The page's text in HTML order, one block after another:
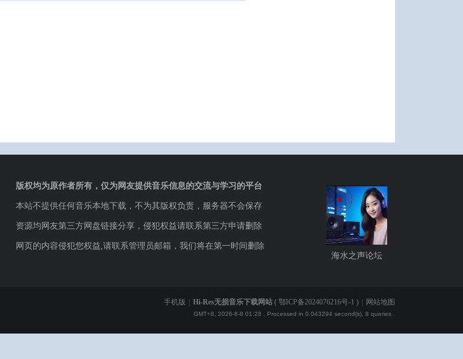
版权均为原作者所有，仅为网友提供音乐信息的交流与学习的平台
本站不提供任何音乐本地下载，不为其版权负责，服务器不会保存
资源均网友第三方网盘链接分享，侵犯权益请联系第三方申请删除
网页的内容侵犯您权益,请联系管理员邮箱，我们将在第一时间删除
海水之声论坛
手机版 Hi-Res无损音乐下载网站 ( 鄂ICP备2024076216号-1 ) 网站地图
GMT+8, 2026-8-8 01:28 , Processed in 0.043294 second(s), 8 queries .